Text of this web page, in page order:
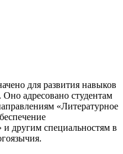
для развития навыков
адресовано студентам
«Литературное
другим специальностям в